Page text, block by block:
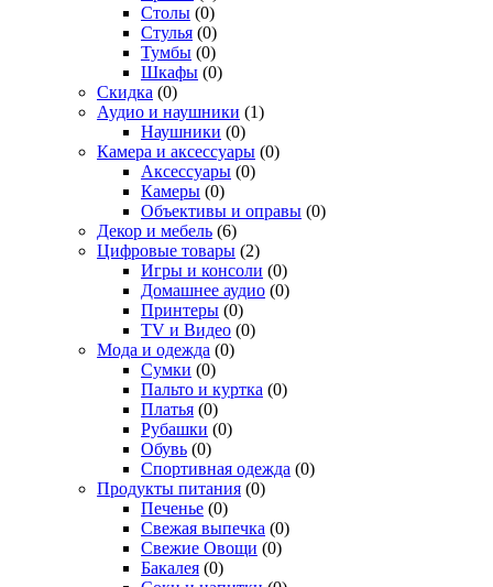
Столы (0)
Стулья (0)
Тумбы (0)
Шкафы (0)
Скидка (0)
Аудио и наушники (1)
Наушники (0)
Камера и аксессуары (0)
Аксессуары (0)
Камеры (0)
Объективы и оправы (0)
Декор и мебель (6)
Цифровые товары (2)
Игры и консоли (0)
Домашнее аудио (0)
Принтеры (0)
TV и Видео (0)
Мода и одежда (0)
Сумки (0)
Пальто и куртка (0)
Платья (0)
Рубашки (0)
Обувь (0)
Спортивная одежда (0)
Продукты питания (0)
Печенье (0)
Свежая выпечка (0)
Свежие Овощи (0)
Бакалея (0)